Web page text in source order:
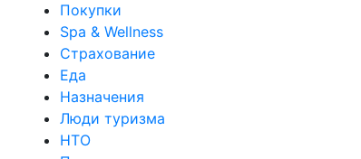
Покупки
Spa & Wellness
Страхование
Еда
Назначения
Люди туризма
НТО